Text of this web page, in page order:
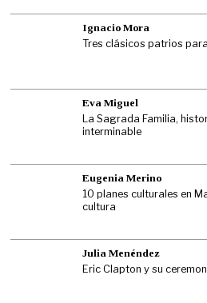
Ignacio Mora
Tres clásicos patrios
Eva Miguel
La Sagrada Familia,
interminable
Eugenia Merino
10 planes culturales en
cultura
Julia Menéndez
Eric Clapton y su